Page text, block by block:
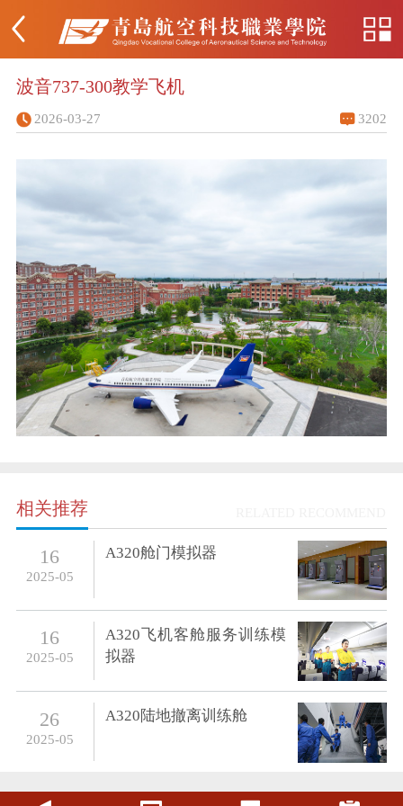
波音737-300教学飞机
2026-03-27 3202
相关推荐
16
2025-05
A320舱门模拟器
16
2025-05
A320飞机客舱服务训练模
拟器
26
2025-05
A320陆地撤离训练舱